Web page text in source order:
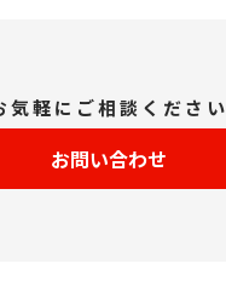
気軽にご相談ください
お問い合わせ